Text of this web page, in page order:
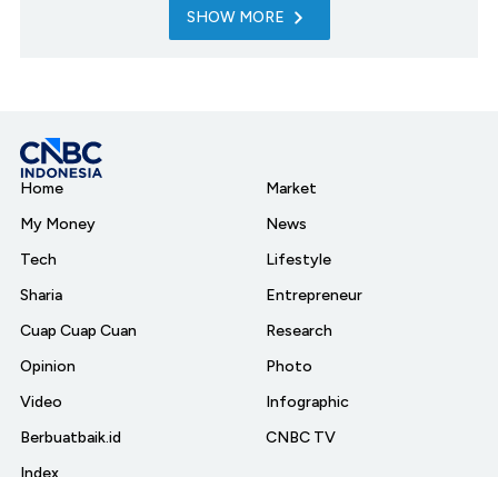
SHOW MORE
Home
My Money
Tech
Sharia
Cuap Cuap Cuan
Opinion
Video
Berbuatbaik.id
Market
News
Lifestyle
Entrepreneur
Research
Photo
Infographic
CNBC TV